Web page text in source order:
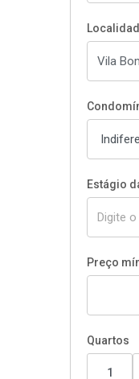
Estágio
Preço
Quartos
1